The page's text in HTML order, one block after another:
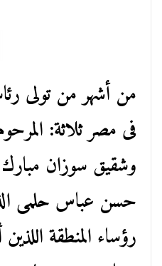
من أشهر من تولى
فى مصر ثلاثة:
وشقيق سوزان مبارك
حسن عباس حلمى
رؤساء المنطقة